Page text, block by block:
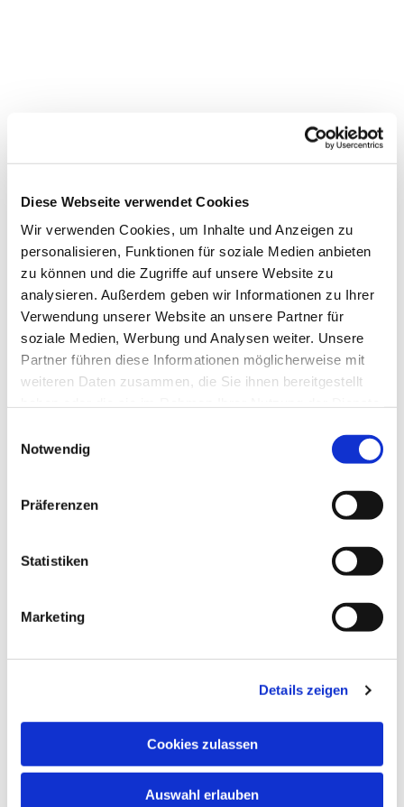
Diese Webseite verwendet Cookies
Wir verwenden Cookies, um Inhalte und Anzeigen zu
personalisieren, Funktionen für soziale Medien anbieten
zu können und die Zugriffe auf unsere Website zu
analysieren. Außerdem geben wir Informationen zu Ihrer
Verwendung unserer Website an unsere Partner für
soziale Medien, Werbung und Analysen weiter. Unsere
Partner führen diese Informationen möglicherweise mit
weiteren Daten zusammen, die Sie ihnen bereitgestellt
Notwendig
Präferenzen
Statistiken
Marketing
Details zeigen
Cookies zulassen
Auswahl erlauben
Dies könnte Sie auch
interessieren